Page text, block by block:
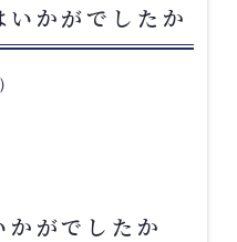
かがでしたか
がでしたか